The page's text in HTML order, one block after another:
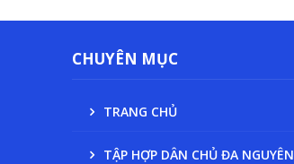
CHUYÊN MỤC
TRANG CHỦ
TẬP HỢP DÂN CHỦ ĐA NGUYÊN